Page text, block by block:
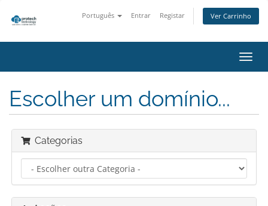
Português Entrar Registar Ver Carrinho
Escolher um domínio...
Categorias